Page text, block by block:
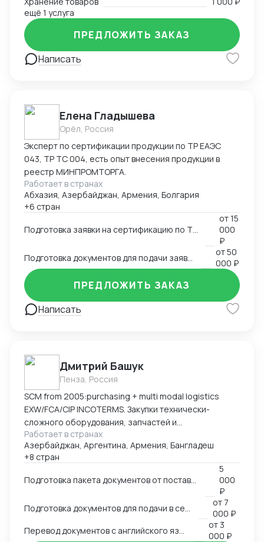
ещё 1 услуга
Написать
ПРЕДЛОЖИТЬ ЗАКАЗ
Елена Гладышева
Орёл, Россия
Эксперт по сертификации продукции по ТР ЕАЭС
043, ТР ТС 004, есть опыт внесения продукции в
реестр МИНПРОМТОРГА.
Работает в странах
Абхазия, Азербайджан, Армения, Болгария
+6 стран
Подготовка заявки на сертификацию по ТР ЕАЭС 043, ТР ТС 004, ТР ТС 020, ТР ТС 010, 123-ФЗ
от15
000
₽
от50
000 ₽
Написать
ПРЕДЛОЖИТЬ ЗАКАЗ
Дмитрий Башук
Пенза, Россия
SCM from 2005:purchasing + multi modal logistics
EXW/FCA/CIP INCOTERMS. Закупки технически-
сложного оборудования, запчастей и
комплектующих к нему.
Работает в странах
Азербайджан, Аргентина, Армения, Бангладеш
+8 стран
Подготовка пакета документов от поставщика на EXW, FCA, CIP
5
000
₽
от 7
000 ₽
от 3
000 ₽